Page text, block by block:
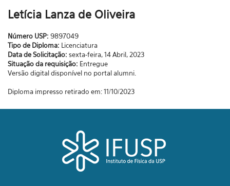
Letícia Lanza de Oliveira
Número USP: 9897049
Tipo de Diploma: Licenciatura
Data de Solicitação: sexta-feira, 14 Abril, 2023
Situação da requisição: Entregue
Versão digital disponível no portal alumni.
Diploma impresso retirado em: 11/10/2023